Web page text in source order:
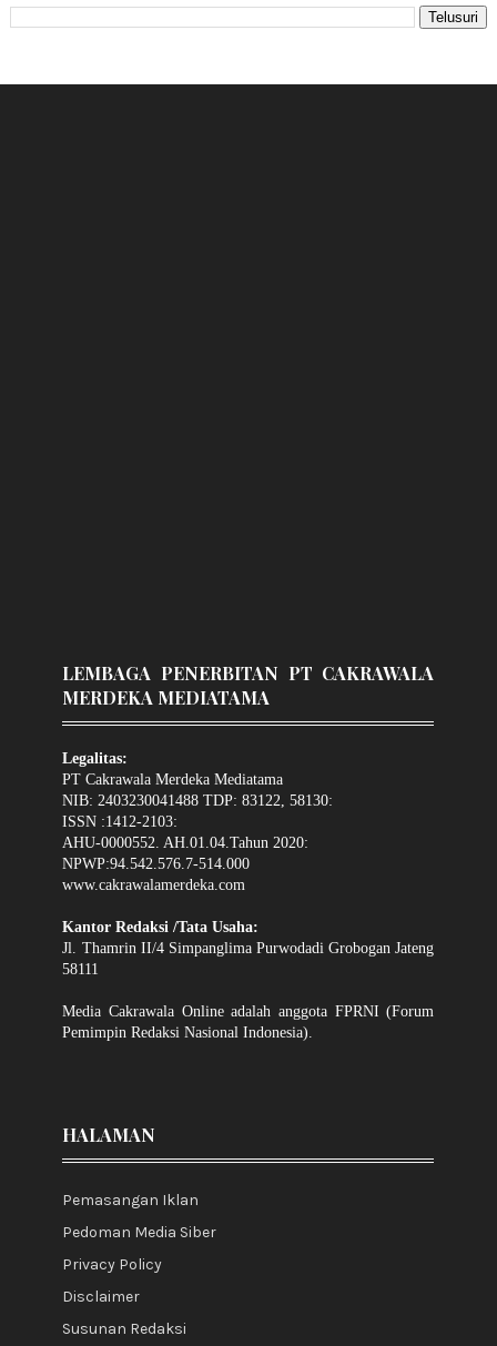
LEMBAGA PENERBITAN PT CAKRAWALA
MERDEKA MEDIATAMA
Legalitas:
PT Cakrawala Merdeka Mediatama
NIB: 2403230041488 TDP: 83122, 58130:
ISSN :1412-2103:
AHU-0000552. AH.01.04.Tahun 2020:
NPWP:94.542.576.7-514.000
www.cakrawalamerdeka.com
Kantor Redaksi /Tata Usaha:
Jl. Thamrin II/4 Simpanglima Purwodadi Grobogan Jateng
58111
Media Cakrawala Online adalah anggota FPRNI (Forum
Pemimpin Redaksi Nasional Indonesia).
HALAMAN
Pemasangan Iklan
Pedoman Media Siber
Privacy Policy
Disclaimer
Susunan Redaksi